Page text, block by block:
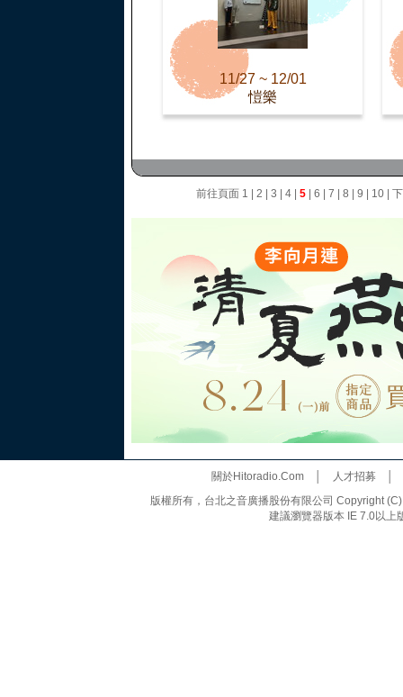
11/27 ~ 12/01
愷樂
前往頁面 1 2 3 4| 5| 6 7 8 9 10|
關於Hitoradio.Com│ 人才招募
版權所有，台北之音廣播股份有限公司 Copyright
建議瀏覽器版本 IE 7.0以上